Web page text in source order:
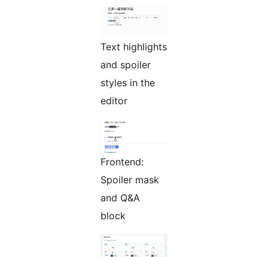
Text highlights
and spoiler
styles in the
editor
Frontend:
Spoiler mask
and Q&A
block